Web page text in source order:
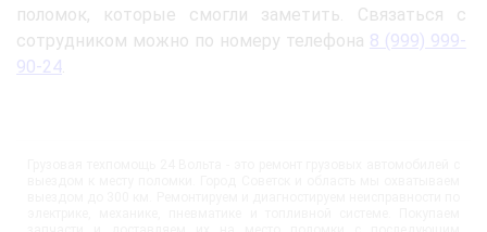
поломок, которые смогли заметить. Связаться с
сотрудником можно по номеру телефона 8 (999) 999-
90-24.